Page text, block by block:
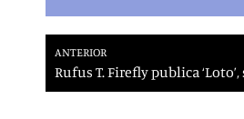
ANTERIOR
Rufus T. Firefly publica ‘Loto’,